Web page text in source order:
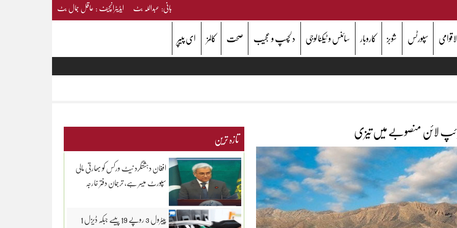
بانی: عبداللہ بٹ ایڈیٹرانچیف : عاقل جمال بٹ
سپورٹس شوبز کاروبار سائنس و ٹیکنالوجی دلچسپ و عجیب صحت کالمز ای پیپر
لائن منصوبے میں تیزی تازہ ترین
افغان دہشتگرد نیٹ ورکس کو بھارتی مالی
سپورٹ میسر ہے، ترجمان دفتر خارجہ
پیٹرول 3 روپے 19 پیسے جبکہ ڈیزل 1